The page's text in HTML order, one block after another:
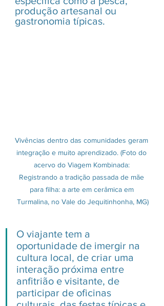
produção artesanal ou
gastronomia típicas.
Vivências dentro das comunidades geram
integração e muito aprendizado. (Foto do
acervo do Viagem Kombinada:
Registrando a tradição passada de mãe
para filha: a arte em cerâmica em
Turmalina, no Vale do Jequitinhonha, MG)
O viajante tem a
oportunidade de imergir na
cultura local, de criar uma
interação próxima entre
anfitrião e visitante, de
participar de oficinas